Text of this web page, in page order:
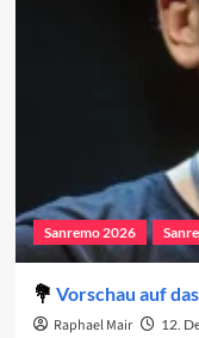
Sanremo-
Sanremo 2026
Vorschau auf
Raphael Mair 12.